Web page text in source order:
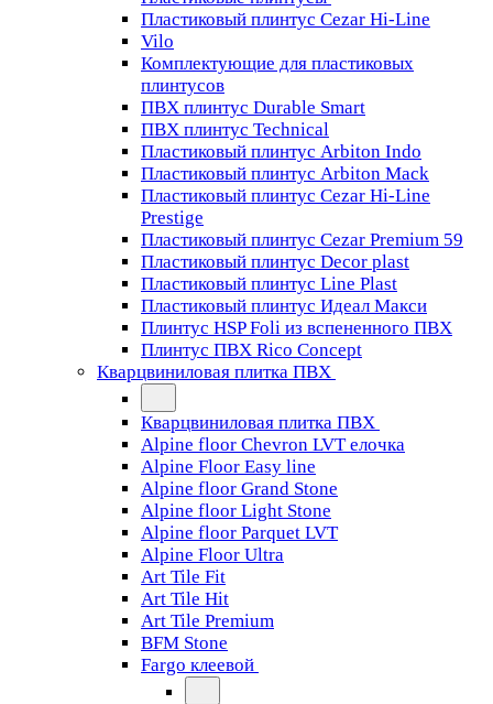
Пластиковый плинтус Cezar Hi-Line
Vilo
Комплектующие для пластиковых
плинтусов
ПВХ плинтус Durable Smart
ПВХ плинтус Technical
Пластиковый плинтус Arbiton Indo
Пластиковый плинтус Arbiton Mack
Пластиковый плинтус Cezar Hi-Line
Prestige
Пластиковый плинтус Cezar Premium 59
Пластиковый плинтус Decor plast
Пластиковый плинтус Line Plast
Пластиковый плинтус Идеал Макси
Плинтус HSP Foli из вспененного ПВХ
Плинтус ПВХ Rico Concept
Кварцвиниловая плитка ПВХ
Кварцвиниловая плитка ПВХ
Alpine floor Chevron LVT елочка
Alpine Floor Easy line
Alpine floor Grand Stone
Alpine floor Light Stone
Alpine floor Parquet LVT
Alpine Floor Ultra
Art Tile Fit
Art Tile Hit
Art Tile Premium
BFM Stone
Fargo клеевой